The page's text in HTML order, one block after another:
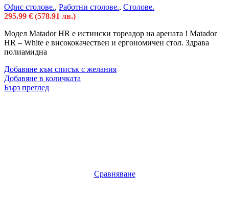
Офис столове., Работни столове., Столове.
295.99 € (578.91 лв.)
Модел Matador HR е истински тореадор на арената ! Matador
HR – White е висококачествен и ергономичен стол. Здрава
полиамидна
Добавяне към списък с желания
Добавяне в количката
Бърз преглед
Сравняване